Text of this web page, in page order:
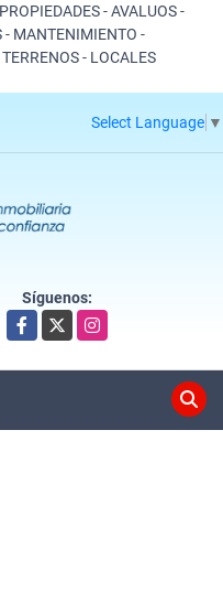
- AVALUOS -
- MANTENIMIENTO -
- LOCALES
Select Language ▼
Síguenos:
Facebook
X Instagram